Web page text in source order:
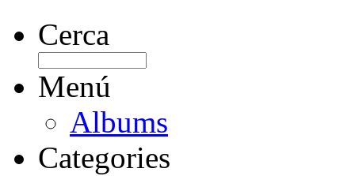
Cerca
Menú
Albums
Categories